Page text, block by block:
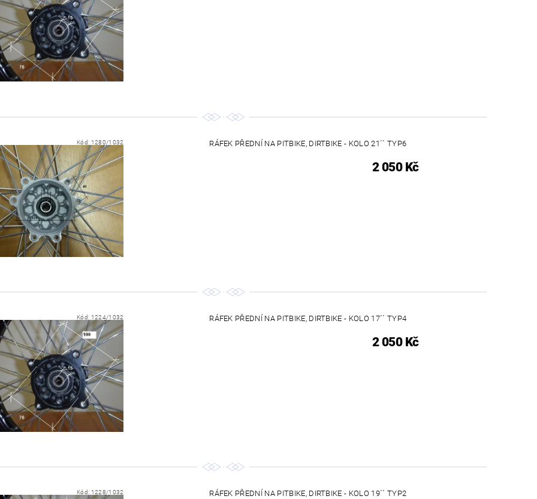
Kód: 1280/1032 RÁFEK PŘEDNÍ NA PITBIKE, DIRTBIKE - KOLO 21´´ TYP6
2 050 Kč
Kód: 1224/1032 RÁFEK PŘEDNÍ NA PITBIKE, DIRTBIKE - KOLO 17´´ TYP4
2 050 Kč
Kód: 1228/1032 RÁFEK PŘEDNÍ NA PITBIKE, DIRTBIKE - KOLO 19´´ TYP2